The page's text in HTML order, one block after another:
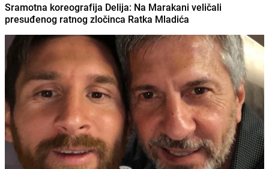
Sramotna koreografija Delija: Na Marakani veličali
presuđenog ratnog zločinca Ratka Mladića